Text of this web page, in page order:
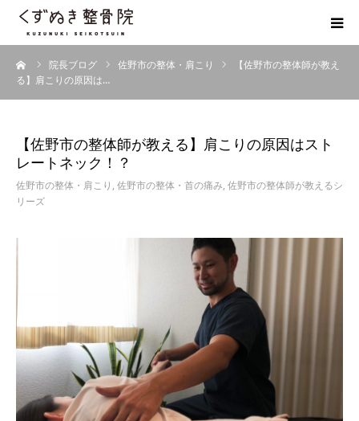
院長ブログ 佐野市の整体・肩こり
【佐野市の整体師が教え
る】肩こりの原因は…
【佐野市の整体師が教える】肩こりの原因はスト
レートネック！？
佐野市の整体・肩こり , 佐野市の整体・首の痛み, 佐野市の整体師が教えるシ
リーズ
初めての方へ
整体院Q＆A